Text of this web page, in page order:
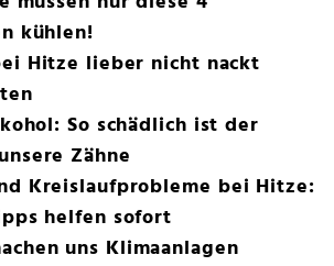
kühlen!
Hitze lieber nicht nackt
So schädlich ist der
Zähne
Kreislaufprobleme bei Hitze:
helfen sofort
uns Klimaanlagen